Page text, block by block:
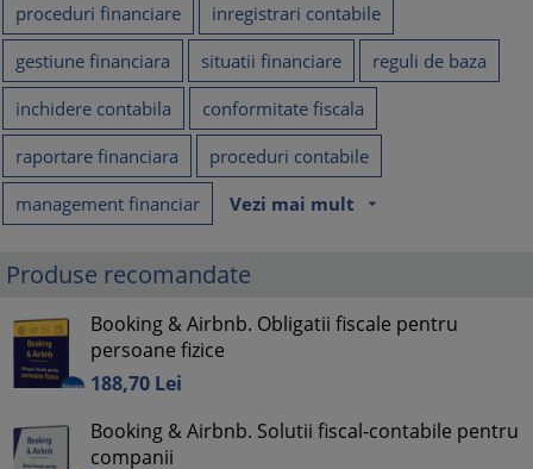
proceduri financiare
inregistrari contabile
gestiune financiara
situatii financiare
reguli de baza
inchidere contabila
conformitate fiscala
raportare financiara
proceduri contabile
management financiar
Vezi mai mult arrow_drop_down
Produse recomandate
Booking & Airbnb. Obligatii fiscale pentru
persoane fizice
188,70 Lei
Booking & Airbnb. Solutii fiscal-contabile pentru
companii